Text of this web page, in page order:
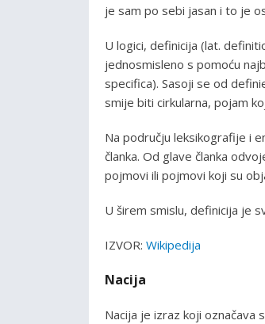
je sam po sebi jasan i to je
U logici, definicija (lat.
jednosmisleno s pomoću
specifica). Sasoji se od
smije biti cirkularna, pojam
Na području leksikografije i
članka. Od glave članka
pojmovi ili pojmovi koji su
U širem smislu, definicija je
IZVOR: Wikipedija
Nacija
Nacija je izraz koji označava